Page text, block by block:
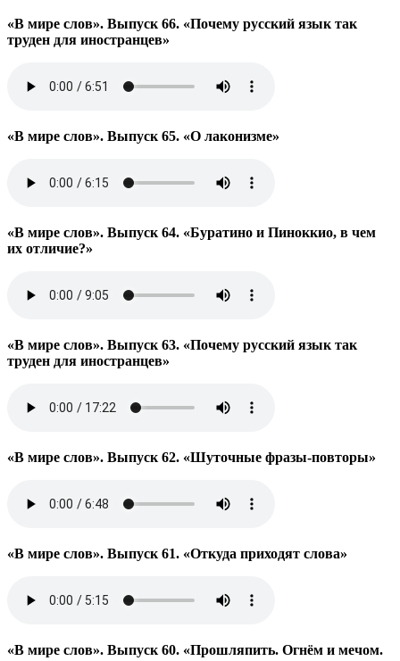
«В мире слов». Выпуск 66. «Почему русский язык так
труден для иностранцев»
«В мире слов». Выпуск 65. «О лаконизме»
«В мире слов». Выпуск 64. «Буратино и Пиноккио, в чем
их отличие?»
«В мире слов». Выпуск 63. «Почему русский язык так
труден для иностранцев»
«В мире слов». Выпуск 62. «Шуточные фразы-повторы»
«В мире слов». Выпуск 61. «Откуда приходят слова»
«В мире слов». Выпуск 60. «Прошляпить. Огнём и мечом.